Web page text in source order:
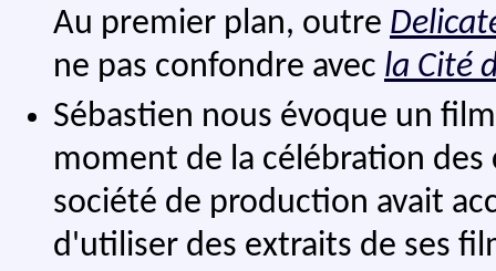
Au premier plan, outre
ne pas confondre avec la Cité
Sébastien nous évoque un
moment de la célébration
société de production avait
d'utiliser des extraits de ses